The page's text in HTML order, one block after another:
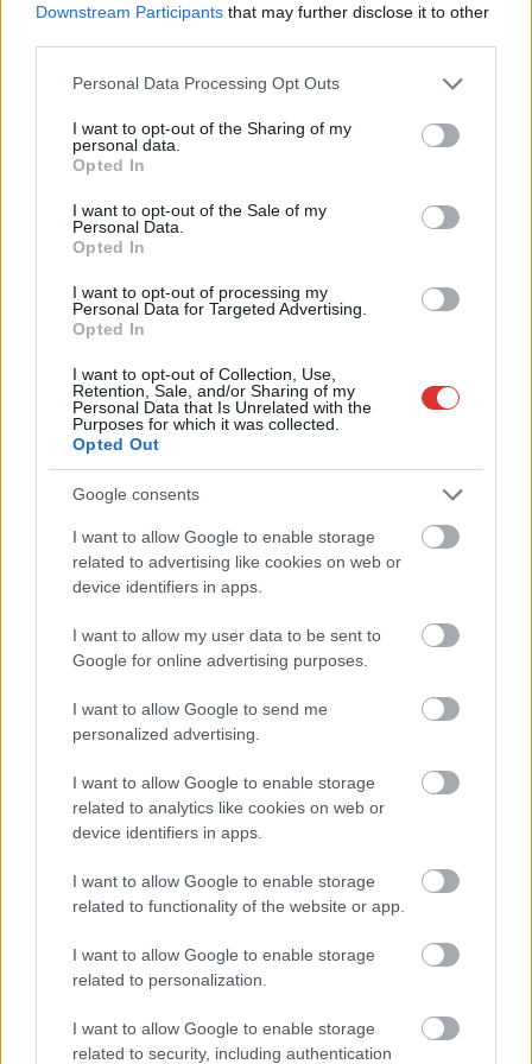
Downstream Participants that may further disclose it to other
Please note that this website/app uses one or more Google
not limited to your visit or usage behaviour. You may click to
grant or deny consent to Google and its third-party tags to
use your data for below specified purposes in below Google
consent section.
Personal Data Processing Opt Outs
I want to opt-out of the Sharing of my
personal data.
Opted In
I want to opt-out of the Sale of my
Personal Data.
Opted In
I want to opt-out of processing my
Personal Data for Targeted Advertising.
Opted In
I want to opt-out of Collection, Use,
Retention, Sale, and/or Sharing of my
Personal Data that Is Unrelated with the
Purposes for which it was collected.
Opted Out
Google consents
I want to allow Google to enable storage
related to advertising like cookies on web or
device identifiers in apps.
I want to allow my user data to be sent to
Google for online advertising purposes.
I want to allow Google to send me
personalized advertising.
I want to allow Google to enable storage
related to analytics like cookies on web or
device identifiers in apps.
I want to allow Google to enable storage
related to functionality of the website or app.
I want to allow Google to enable storage
related to personalization.
I want to allow Google to enable storage
related to security, including authentication
Hírlevél feliratkozás
Adja meg keresztnevét:
Adja
meg e-mail címét:
Megismertem és elfogadom aGDPR-szabályzat ot
Nem szeretne lemaradni semmiről? Csak egy kattintás, és hírlevelünk a
postaládájába érkezik!
A SZOL24 legfrissebb 24 cikke
beszélt – most elfogadta Magyar Péterék felkérését
a hazai turizmusról
A Tisza Párt Dr. Baka Andrást jelöli köztársasági elnöknek
Óriási, több mint két méteres harcsát fogott a Tiszán a 13 éves